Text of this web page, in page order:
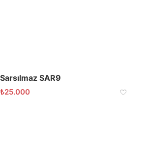
Sarsılmaz SAR9
₺25.000